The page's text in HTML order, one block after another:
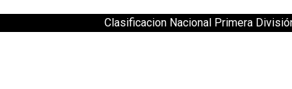
Clasificacion Nacional Primera